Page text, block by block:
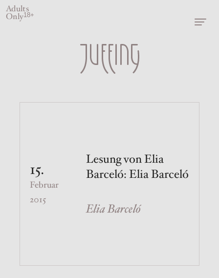
Adults
Only18+
15.
Februar
2015
Lesung von Elia
Barceló: Elia Barceló
Elia Barceló